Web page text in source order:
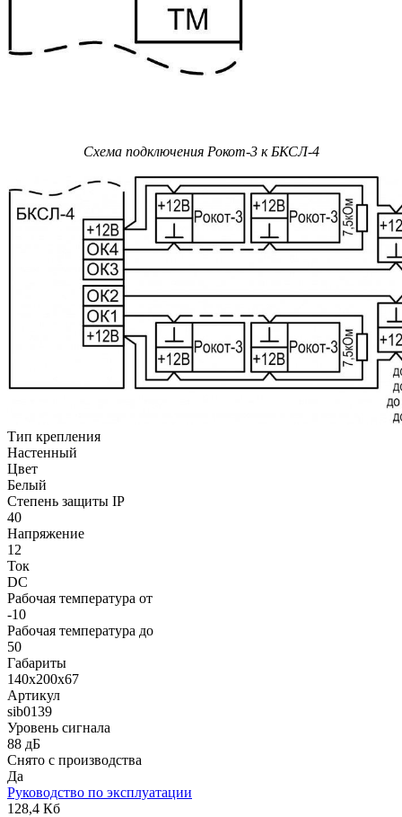
Схема подключения Рокот-3 к БКСЛ-4
Тип крепления
Настенный
Цвет
Белый
Степень защиты IP
40
Напряжение
12
Ток
DC
Рабочая температура от
-10
Рабочая температура до
50
Габариты
140х200х67
Артикул
sib0139
Уровень сигнала
88 дБ
Снято с производства
Да
Руководство по эксплуатации
128,4 Кб